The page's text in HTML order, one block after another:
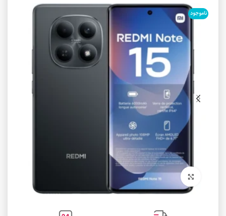
ناموجود
برای بزرگنمایی کلیک کنید